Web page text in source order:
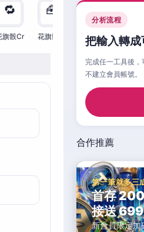
🔁
旗骰Cr
🧰
花旗骰Cr
🧮
花旗骰Cr 花旗
分析流程
把輸入轉
完成任一工具後
不建立會員帳號。
合作推薦
第一筆就多三
首存
接送 699
新會員限定加